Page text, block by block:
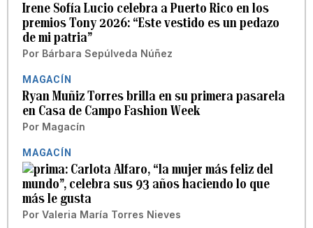
Irene Sofía Lucio celebra a Puerto Rico en los
premios Tony 2026: “Este vestido es un pedazo
de mi patria”
Por Bárbara Sepúlveda Núñez
MAGACÍN
Ryan Muñiz Torres brilla en su primera pasarela
en Casa de Campo Fashion Week
Por Magacín
MAGACÍN
Carlota Alfaro, “la mujer más feliz del
mundo”, celebra sus 93 años haciendo lo que
más le gusta
Por Valeria María Torres Nieves